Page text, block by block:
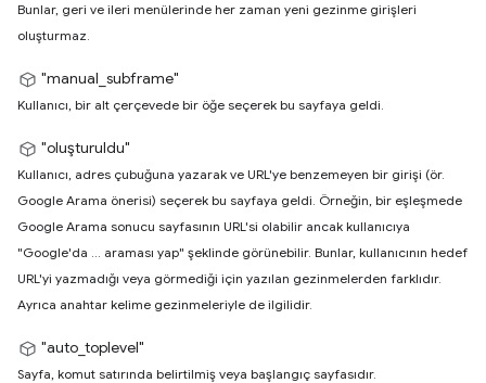
Bunlar, geri ve ileri menülerinde her zaman yeni gezinme girişleri
oluşturmaz.
"manual_subframe"
Kullanıcı, bir alt çerçevede bir öğe seçerek bu sayfaya geldi.
"oluşturuldu"
Kullanıcı, adres çubuğuna yazarak ve URL'ye benzemeyen bir girişi (ör.
Google Arama önerisi) seçerek bu sayfaya geldi. Örneğin, bir eşleşmede
Google Arama sonucu sayfasının URL'si olabilir ancak kullanıcıya
"Google'da ... araması yap" şeklinde görünebilir. Bunlar, kullanıcının hedef
URL'yi yazmadığı veya görmediği için yazılan gezinmelerden farklıdır.
Ayrıca anahtar kelime gezinmeleriyle de ilgilidir.
"auto_toplevel"
Sayfa, komut satırında belirtilmiş veya başlangıç sayfasıdır.